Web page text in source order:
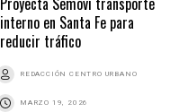
interno en Santa Fe para
reducir tráfico
REDACCIÓN CENTRO URBANO
MARZO 19, 2026